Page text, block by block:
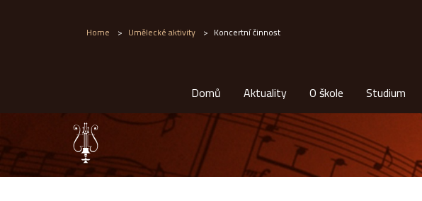
Home > Umělecké aktivity > Koncertní činnost
Domů Aktuality O škole Studium